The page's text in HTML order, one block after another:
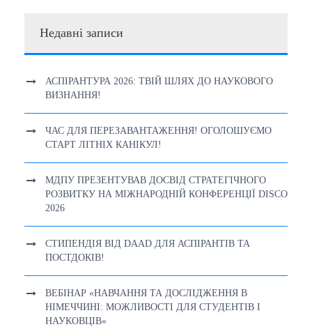
Недавні записи
АСПІРАНТУРА 2026: ТВІЙ ШЛЯХ ДО НАУКОВОГО
ВИЗНАННЯ!
ЧАС ДЛЯ ПЕРЕЗАВАНТАЖЕННЯ! ОГОЛОШУЄМО
СТАРТ ЛІТНІХ КАНІКУЛ!
МДПУ ПРЕЗЕНТУВАВ ДОСВІД СТРАТЕГІЧНОГО
РОЗВИТКУ НА МІЖНАРОДНІЙ КОНФЕРЕНЦІЇ DISCO
2026
СТИПЕНДІЯ ВІД DAAD ДЛЯ АСПІРАНТІВ ТА
ПОСТДОКІВ!
ВЕБІНАР «НАВЧАННЯ ТА ДОСЛІДЖЕННЯ В
НІМЕЧЧИНІ: МОЖЛИВОСТІ ДЛЯ СТУДЕНТІВ І
НАУКОВЦІВ»